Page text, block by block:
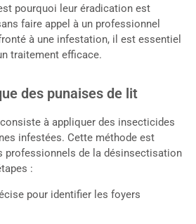
pourquoi leur éradication est
faire appel à un professionnel
à une infestation, il est essentiel
traitement efficace.
des punaises de lit
à appliquer des insecticides
infestées. Cette méthode est
professionnels de la désinsectisation
:
pour identifier les foyers